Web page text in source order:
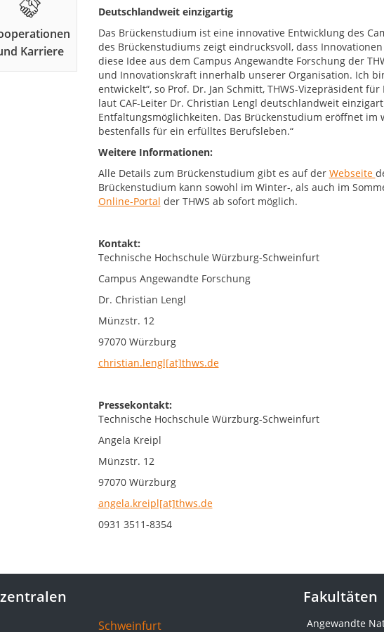
Deutschlandweit einzigartig
Das Brückenstudium ist eine innovative Entwicklung des
des Brückenstudiums zeigt eindrucksvoll, dass
diese Idee aus dem Campus Angewandte Forschung der
und Innovationskraft innerhalb unserer Organisation. Ich
entwickelt“, so Prof. Dr. Jan Schmitt, THWS-Vizepräsident
laut CAF-Leiter Dr. Christian Lengl deutschlandweit
Entfaltungsmöglichkeiten. Das Brückenstudium eröffnet
bestenfalls für ein erfülltes Berufsleben.“
Weitere Informationen:
Alle Details zum Brückenstudium gibt es auf der Webseite
Brückenstudium kann sowohl im Winter-, als auch im
Online-Portal der THWS ab sofort möglich.
Kontakt:
Technische Hochschule Würzburg-Schweinfurt
Campus Angewandte Forschung
Dr. Christian Lengl
Münzstr. 12
97070 Würzburg
christian.lengl[at]thws.de
Pressekontakt:
Technische Hochschule Würzburg-Schweinfurt
Angela Kreipl
Münzstr. 12
97070 Würzburg
angela.kreipl[at]thws.de
0931 3511-8354
Karriere
Schweinfurt
Fakultäten
Angewandte